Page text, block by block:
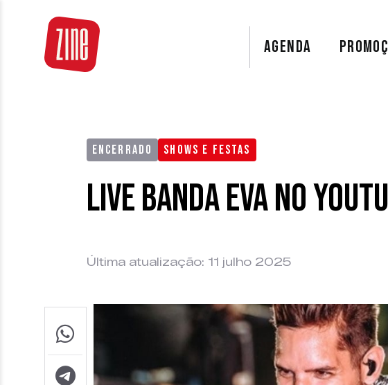
AGENDA
ENCERRADO SHOWS E FESTAS
Live Banda Eva no
Última atualização: 11 julho 2025